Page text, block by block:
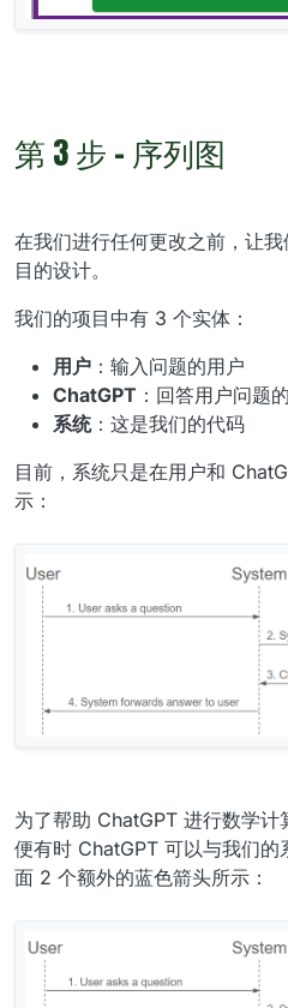
第 3 步 - 序列图
在我们进行任何更改之前，让我
目的设计。
我们的项目中有 3 个实体：
用户 ：输入问题的用户
ChatGPT ：回答用户问题
系统：这是我们的代码
目前，系统只是在用户和
示：
为了帮助 ChatGPT 进行数学
便有时 ChatGPT 可以与我们
面 2 个额外的蓝色箭头所示：